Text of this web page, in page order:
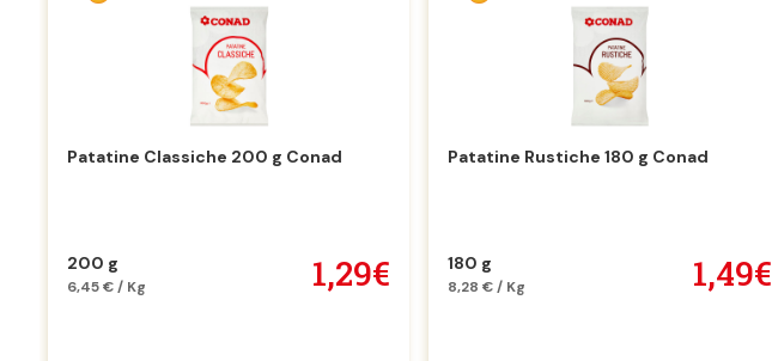
Patatine Classiche 200 g Conad
200 g
6,45 € / Kg 1,29€
Patatine Rustiche 180 g Conad
180 g
8,28 € / Kg 1,49€